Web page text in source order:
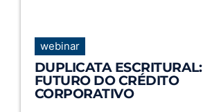
webinar
DUPLICATA ESCRITURAL:
FUTURO DO CRÉDITO
CORPORATIVO